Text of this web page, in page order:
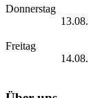
Donnerstag
13.08.
Freitag
14.08.